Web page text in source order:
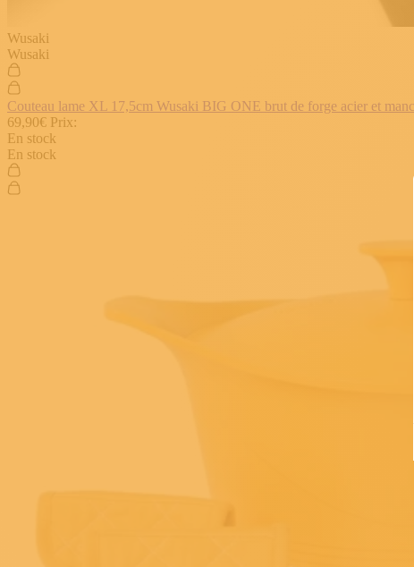
Wusaki
Wusaki
Couteau lame XL 17,5cm Wusaki BIG ONE brut de forge acier et
69,90€ Prix:
En stock
En stock